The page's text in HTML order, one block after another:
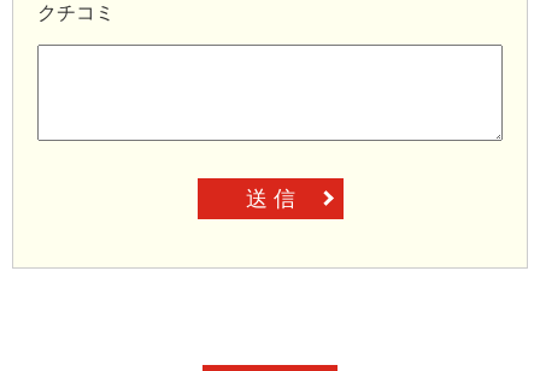
クチコミ
送 信